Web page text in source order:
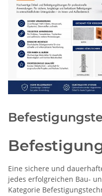
Eine sichere und
jedes erfolgreichen Bau-
Kategorie